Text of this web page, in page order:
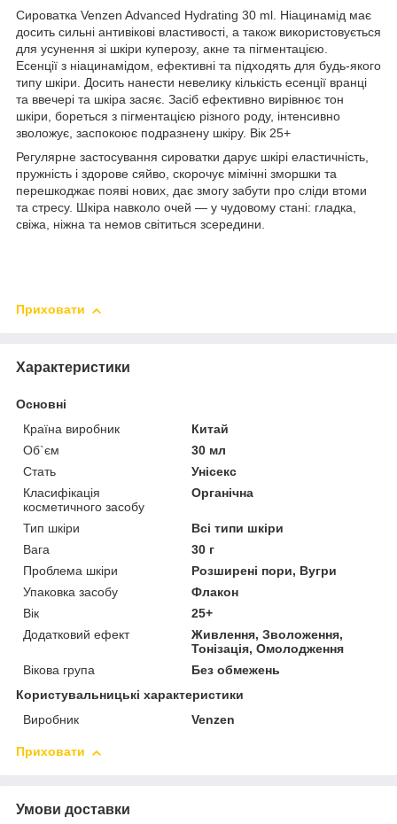
Сироватка Venzen Advanced Hydrating 30 ml. Ніацинамід має
досить сильні антивікові властивості, а також використовується
для усунення зі шкіри куперозу, акне та пігментацією.
Есенції з ніацинамідом, ефективні та підходять для будь-якого
типу шкіри. Досить нанести невелику кількість есенції вранці
та ввечері та шкіра засяє. Засіб ефективно вирівнює тон
шкіри, бореться з пігментацією різного роду, інтенсивно
зволожує, заспокоює подразнену шкіру. Вік 25+
Регулярне застосування сироватки дарує шкірі еластичність,
пружність і здорове сяйво, скорочує мімічні зморшки та
перешкоджає появі нових, дає змогу забути про сліди втоми
та стресу. Шкіра навколо очей — у чудовому стані: гладка,
свіжа, ніжна та немов світиться зсередини.
Приховати
Характеристики
Основні
Країна виробник
Китай
Об`єм
30 мл
Стать
Унісекс
Класифікація
косметичного засобу
Органічна
Тип шкіри
Всі типи шкіри
Вага
30 г
Проблема шкіри
Розширені пори, Вугри
Упаковка засобу
Флакон
Вік
25+
Додатковий ефект
Живлення, Зволоження,
Тонізація, Омолодження
Вікова група
Без обмежень
Користувальницькі характеристики
Виробник
Venzen
Приховати
Умови доставки